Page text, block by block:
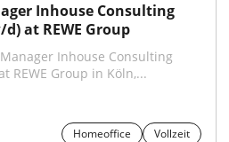
Inhouse Consulting
at REWE Group
Inhouse Consulting
REWE Group in Köln,...
Homeoffice
Vollzeit